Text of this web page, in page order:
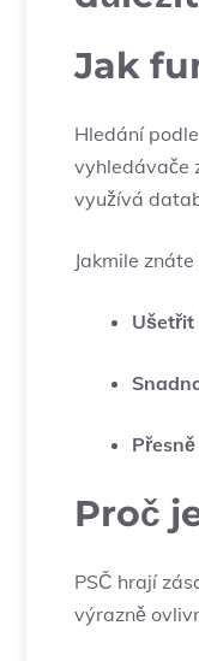
Jak‍
Hledání
vyhledávače
využívá
Jakmile
Ušetřit
Proč
PSČ hrají
výrazně